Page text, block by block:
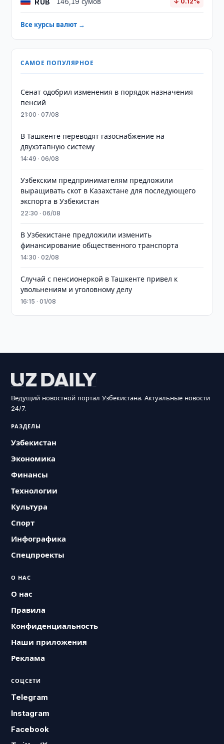
Все курсы валют →
САМОЕ ПОПУЛЯРНОЕ
Сенат одобрил изменения в порядок назначения
пенсий
21:00 · 07/08
В Ташкенте переводят газоснабжение на
двухэтапную систему
14:49 · 06/08
Узбекским предпринимателям предложили
выращивать скот в Казахстане для последующего
экспорта в Узбекистан
22:30 · 06/08
В Узбекистане предложили изменить
финансирование общественного транспорта
14:30 · 02/08
Случай с пенсионеркой в Ташкенте привел к
увольнениям и уголовному делу
16:15 · 01/08
Ведущий новостной портал Узбекистана. Актуальные новости
24/7.
РАЗДЕЛЫ
Узбекистан
Экономика
Финансы
Технологии
Культура
Спорт
Инфографика
Спецпроекты
О НАС
О нас
Правила
Конфиденциальность
Наши приложения
Реклама
СОЦСЕТИ
Telegram
Instagram
Facebook